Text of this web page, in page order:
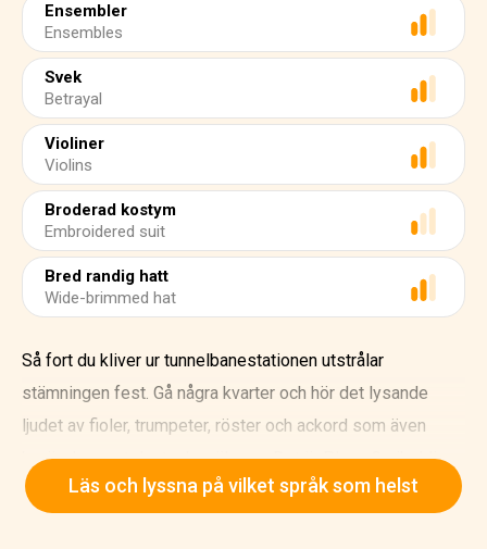
Ensembler
Ensembles
Svek
Betrayal
Violiner
Violins
Broderad kostym
Embroidered suit
Bred randig hatt
Wide-brimmed hat
Så fort du kliver ur tunnelbanestationen utstrålar
stämningen fest. Gå några kvarter och hör det lysande
ljudet av fioler, trumpeter, röster och ackord som även
berör de mest dystra besökarna. Det är Plaza Garibaldi,
Mexikos hemstad för mariachimusik.
Läs och lyssna på vilket språk som helst